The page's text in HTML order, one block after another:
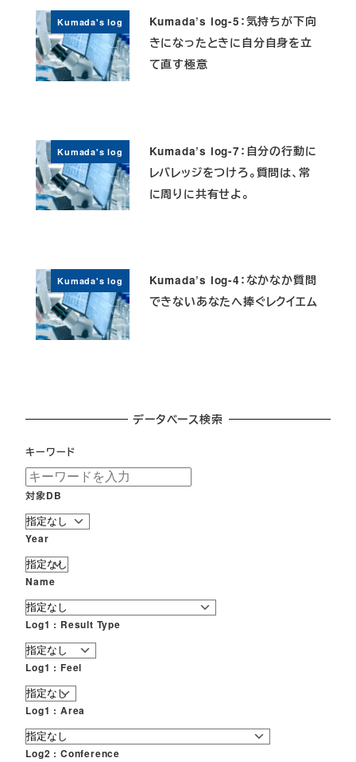
Kumada's log
Kumada’s log-5：気持ちが下向
きになったときに自分自身を立
て直す極意
Kumada's log
Kumada’s log-7：自分の行動に
レバレッジをつけろ。質問は、常
に周りに共有せよ。
Kumada's log
Kumada’s log-4：なかなか質問
できないあなたへ捧ぐレクイエム
データベース検索
キーワード
対象DB
Year
Name
Log1 : Result Type
Log1 : Feel
Log1 : Area
Log2 : Conference